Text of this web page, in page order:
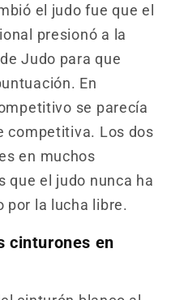
el judo fue que el
presionó a la
Judo para que
En
se parecía
competitiva. Los dos
en muchos
que el judo nunca ha
por la lucha libre.
cinturones en